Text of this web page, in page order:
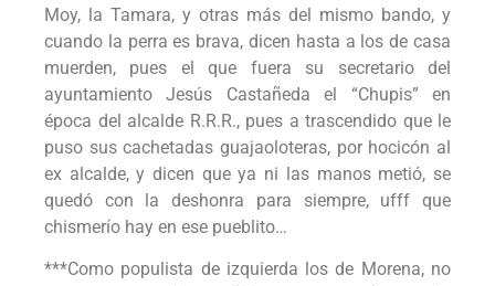
Moy, la Tamara, y otras más del mismo bando, y
cuando la perra es brava, dicen hasta a los de casa
muerden, pues el que fuera su secretario del
ayuntamiento Jesús Castañeda el “Chupis” en
época del alcalde R.R.R., pues a trascendido que le
puso sus cachetadas guajaoloteras, por hocicón al
ex alcalde, y dicen que ya ni las manos metió, se
quedó con la deshonra para siempre, ufff que
chismerío hay en ese pueblito…
***Como populista de izquierda los de Morena, no